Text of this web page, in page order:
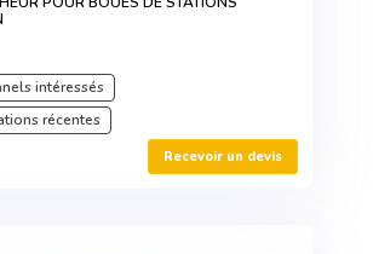
intéressés
récentes
Recevoir un devis